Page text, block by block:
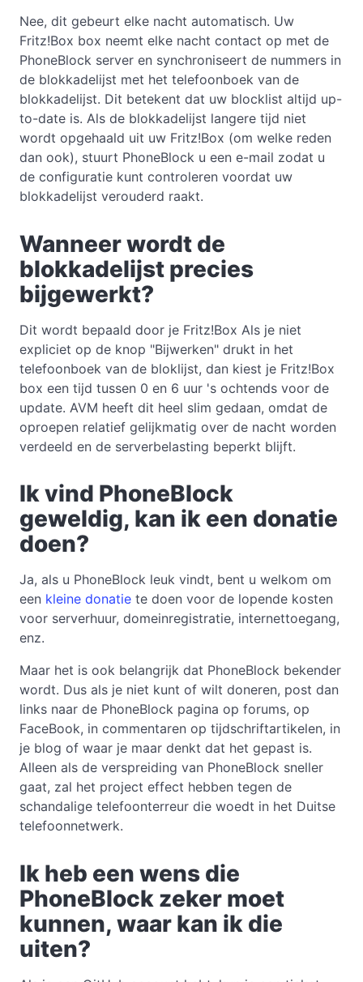
Nee, dit gebeurt elke nacht automatisch. Uw
Fritz!Box box neemt elke nacht contact op met de
PhoneBlock server en synchroniseert de nummers in
de blokkadelijst met het telefoonboek van de
blokkadelijst. Dit betekent dat uw blocklist altijd up-
to-date is. Als de blokkadelijst langere tijd niet
wordt opgehaald uit uw Fritz!Box (om welke reden
dan ook), stuurt PhoneBlock u een e-mail zodat u
de configuratie kunt controleren voordat uw
blokkadelijst verouderd raakt.
Wanneer wordt de
blokkadelijst precies
bijgewerkt?
Dit wordt bepaald door je Fritz!Box Als je niet
expliciet op de knop "Bijwerken" drukt in het
telefoonboek van de bloklijst, dan kiest je Fritz!Box
box een tijd tussen 0 en 6 uur 's ochtends voor de
update. AVM heeft dit heel slim gedaan, omdat de
oproepen relatief gelijkmatig over de nacht worden
verdeeld en de serverbelasting beperkt blijft.
Ik vind PhoneBlock
geweldig, kan ik een donatie
doen?
Ja, als u PhoneBlock leuk vindt, bent u welkom om
een kleine donatie te doen voor de lopende kosten
voor serverhuur, domeinregistratie, internettoegang,
enz.
Maar het is ook belangrijk dat PhoneBlock bekender
wordt. Dus als je niet kunt of wilt doneren, post dan
links naar de PhoneBlock pagina op forums, op
FaceBook, in commentaren op tijdschriftartikelen, in
je blog of waar je maar denkt dat het gepast is.
Alleen als de verspreiding van PhoneBlock sneller
gaat, zal het project effect hebben tegen de
schandalige telefoonterreur die woedt in het Duitse
telefoonnetwerk.
Ik heb een wens die
PhoneBlock zeker moet
kunnen, waar kan ik die
uiten?